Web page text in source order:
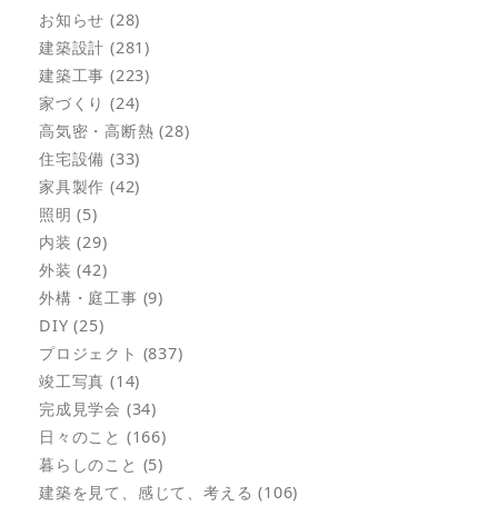
お知らせ (28)
建築設計 (281)
建築工事 (223)
家づくり (24)
高気密・高断熱 (28)
住宅設備 (33)
家具製作 (42)
照明 (5)
内装 (29)
外装 (42)
外構・庭工事 (9)
DIY (25)
プロジェクト (837)
竣工写真 (14)
完成見学会 (34)
日々のこと (166)
暮らしのこと (5)
建築を見て、感じて、考える (106)